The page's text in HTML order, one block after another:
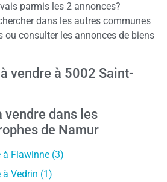
parmis les 2 annonces?
dans les autres communes
ou consulter les annonces de biens
vendre à 5002 Saint-
vendre dans les
de Namur
à Flawinne (3)
Vedrin (1)